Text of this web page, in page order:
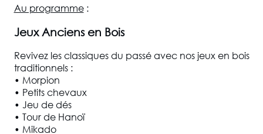
Au programme:
Jeux Anciens en Bois
Revivez les classiques du passé avec nos jeux en bois
traditionnels :
• Morpion
• Petits chevaux
• Jeu de dés
• Tour de Hanoï
• Mikado